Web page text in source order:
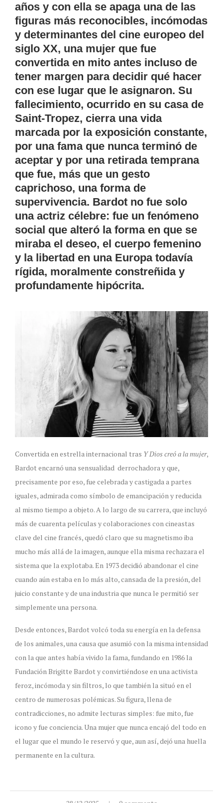
años y con ella se apaga una de las
figuras más reconocibles, incómodas
y determinantes del cine europeo del
siglo XX, una mujer que fue
convertida en mito antes incluso de
tener margen para decidir qué hacer
con ese lugar que le asignaron. Su
fallecimiento, ocurrido en su casa de
Saint-Tropez, cierra una vida
marcada por la exposición constante,
por una fama que nunca terminó de
aceptar y por una retirada temprana
que fue, más que un gesto
caprichoso, una forma de
supervivencia. Bardot no fue solo
una actriz célebre: fue un fenómeno
social que alteró la forma en que se
miraba el deseo, el cuerpo femenino
y la libertad en una Europa todavía
rígida, moralmente constreñida y
profundamente hipócrita.
Convertida en estrella internacional tras Y Dios creó a la mujer,
Bardot encarnó una sensualidad derrochadora y que,
precisamente por eso, fue celebrada y castigada a partes
iguales, admirada como símbolo de emancipación y reducida
al mismo tiempo a objeto. A lo largo de su carrera, que incluyó
más de cuarenta películas y colaboraciones con cineastas
clave del cine francés, quedó claro que su magnetismo iba
mucho más allá de la imagen, aunque ella misma rechazara el
sistema que la explotaba. En 1973 decidió abandonar el cine
cuando aún estaba en lo más alto, cansada de la presión, del
juicio constante y de una industria que nunca le permitió ser
simplemente una persona.
Desde entonces, Bardot volcó toda su energía en la defensa
de los animales, una causa que asumió con la misma intensidad
con la que antes había vivido la fama, fundando en 1986 la
Fundación Brigitte Bardot y convirtiéndose en una activista
feroz, incómoda y sin filtros, lo que también la situó en el
centro de numerosas polémicas. Su figura, llena de
contradicciones, no admite lecturas simples: fue mito, fue
icono y fue conciencia. Una mujer que nunca encajó del todo en
el lugar que el mundo le reservó y que, aun así, dejó una huella
permanente en la cultura.